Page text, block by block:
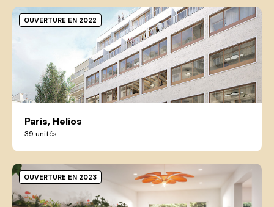
Paris, Helios
39 unités
OUVERTURE EN 2022
OUVERTURE EN 2023